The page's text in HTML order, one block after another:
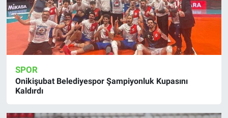
SPOR
Onikişubat Belediyespor Şampiyonluk Kupasını
Kaldırdı